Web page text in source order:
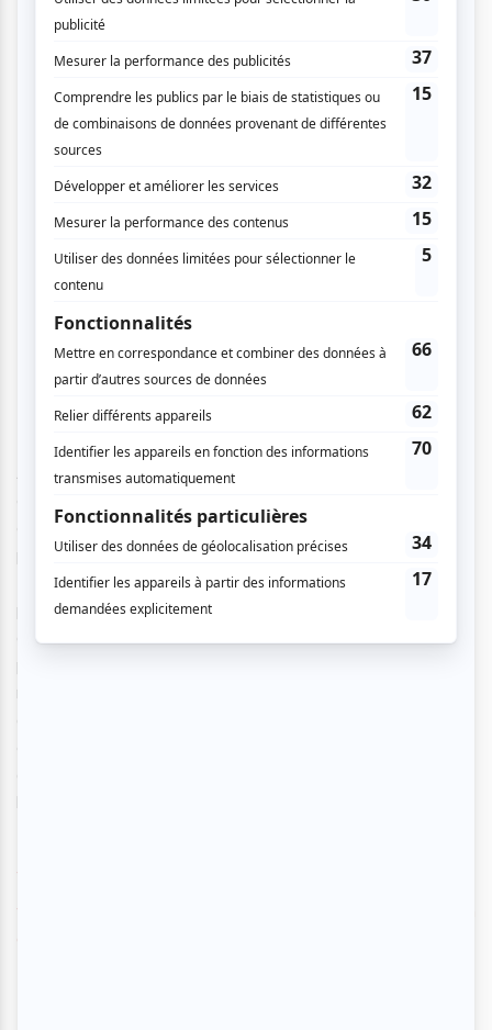
Ainsi, Hip Hop francophone, blues, country, rock’n’roll, rock,
côtoieront sur la scène extérieure couverte, de midi aux
petites heures, égayant les vertes contrées du Sommet du
Fjord. Plantées sur un site au caractère singulier où
pourront camper gratuitement les visiteurs, en plein cœur
du Parc National du Saguenay, Les Nuits Blanches
www.sommetdufjord.com
www.myspace.comfestivallesnuitsblanchesdelansederoch